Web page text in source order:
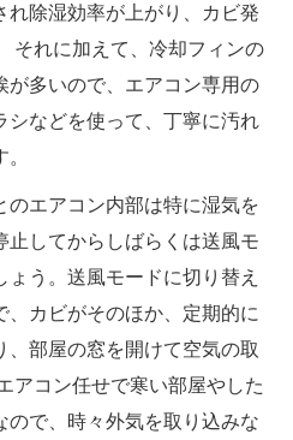
れ除湿効率が上がり、カビ発
それに加えて、冷却フィンの
が多いので、エアコン専用の
シなどを使って、丁寧に汚れ
のエアコン内部は特に湿気を
止してからしばらくは送風モ
う。送風モードに切り替え
、カビがそのほか、定期的に
、部屋の窓を開けて空気の取
アコン任せで寒い部屋やした
ので、時々外気を取り込みな